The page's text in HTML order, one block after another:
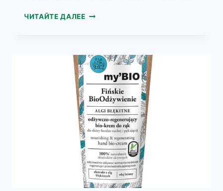
ЧИТАЙТЕ ДАЛЕЕJANTAR
O.
S.
РУК
С
ЯНТАРЕМ
И
ПЛАТИНО